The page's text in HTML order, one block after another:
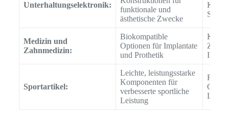
Unterhaltungselektronik:
funktionale und
ästhetische Zwecke
Medizin und
Zahnmedizin:
Biokompatible
Optionen für Implantate
und Prothetik
Sportartikel:
Leichte, leistungsstarke
Komponenten für
verbesserte sportliche
Leistung